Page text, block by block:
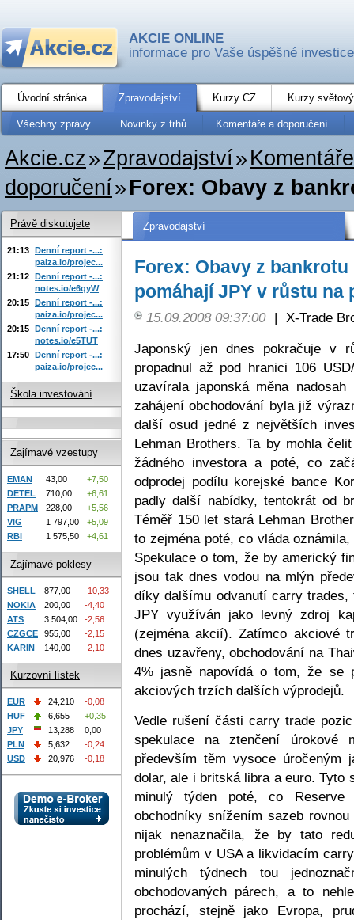
AKCIE ONLINE
informace pro Vaše úspěšné investice
Úvodní stránka Zpravodajství Kurzy CZ Kurzy
Všechny zprávy Novinky z trhů Komentáře a doporučení
Akcie.cz»Zpravodajství»
doporučení»Forex: Obavy z
Zpravodajství
Forex: Obavy z
pomáhají JPY v růstu na
15.09.2008 09:37:00 | X-Trade
Japonský jen dnes pokračuje v
propadnul až pod hranici 106
uzavírala japonská měna
zahájení obchodování byla již
další osud jedné z největších
Lehman Brothers. Ta by mohla
žádného investora a poté, co
odprodej podílu korejské bance
padly další nabídky, tentokrát od
Téměř 150 let stará Lehman
to zejména poté, co vláda
Spekulace o tom, že by americký
jsou tak dnes vodou na mlýn
díky dalšímu odvanutí carry
JPY využíván jako levný zdroj
(zejména akcií). Zatímco akciové
dnes uzavřeny, obchodování na
4% jasně napovídá o tom, že se
akciových trzích dalších výprodejů.
Vedle rušení části carry trade
spekulace na ztenčení
především těm vysoce úročeným
dolar, ale i britská libra a euro. Tyto
minulý týden poté, co
obchodníky snížením sazeb
nijak nenaznačila, že by tato
problémům v USA a likvidacím
minulých týdnech tou
obchodovaných párech, a to
prochází, stejně jako Evropa,
Právě diskutujete
21:13 Denní report -...:
paiza.io/projec...
21:12 Denní report -...:
notes.io/e6qyW
20:15 Denní report -...:
paiza.io/projec...
20:15 Denní report -...:
notes.io/e5TUT
17:50 Denní report -...:
paiza.io/projec...
Škola investování
Zajímavé vzestupy
EMAN 43,00
+7,50
DETEL
710,00
+6,61
PRAPM
228,00
+5,56
VIG
1 797,00
+5,09
RBI
1 575,50 +4,61
Zajímavé poklesy
SHELL 877,00
-10,33
NOKIA
200,00
-4,40
ATS
3 504,00
-2,56
CZGCE
955,00
-2,15
KARIN
140,00 -2,10
Kurzovní lístek
EUR 24,210
-0,08
HUF
6,655
+0,35
JPY
13,288
0,00
PLN
5,632
-0,24
USD
20,976 -0,18